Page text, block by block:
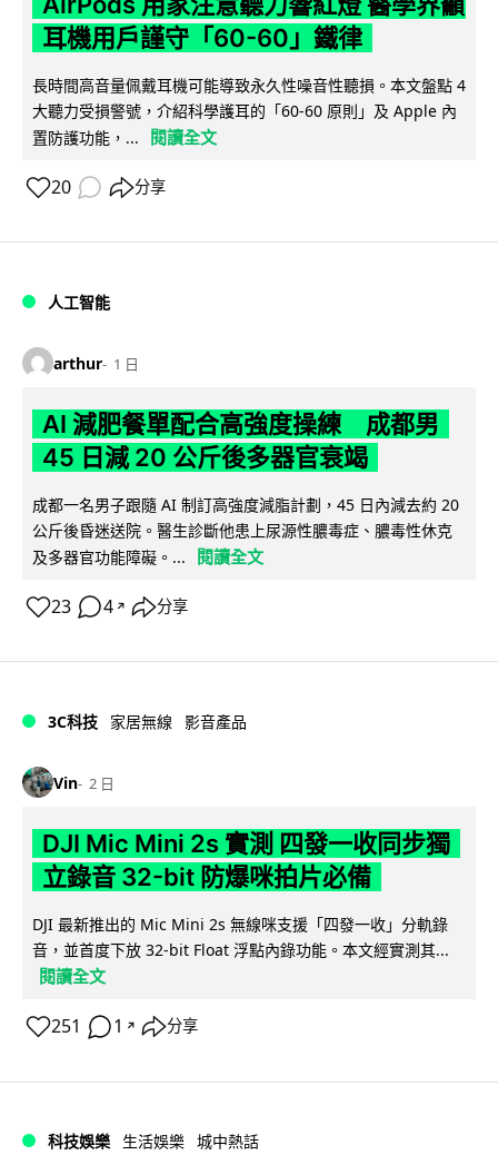
耳機用戶謹守「60-60」鐵律
長時間高音量佩戴耳機可能導致永久性噪音性聽損。本文盤點 4
大聽力受損警號，介紹科學護耳的「60-60 原則」及 Apple 內
置防護功能，...
閱讀全文
20 分享
人工智能
arthur 1 日
AI 減肥餐單配合高強度操練 成都男
45 日減 20 公斤後多器官衰竭
成都一名男子跟隨 AI 制訂高強度減脂計劃，45 日內減去約 20
公斤後昏迷送院。醫生診斷他患上尿源性膿毒症、膿毒性休克
及多器官功能障礙。...
閱讀全文
23 4 ↗ 分享
3C科技 家居無線 影音產品
Vin 2 日
DJI Mic Mini 2s 實測 四發一收同步獨
立錄音 32-bit 防爆咪拍片必備
DJI 最新推出的 Mic Mini 2s 無線咪支援「四發一收」分軌錄
音，並首度下放 32-bit Float 浮點內錄功能。本文經實測其...
閱讀全文
251 1 ↗ 分享
科技娛樂 生活娛樂 城中熱話